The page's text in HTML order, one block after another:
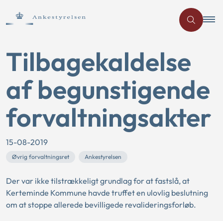
Tilbagekaldelse
af begunstigende
forvaltningsakter
15-08-2019
Øvrig forvaltningsret Ankestyrelsen
Der var ikke tilstrækkeligt grundlag for at fastslå, at
Kerteminde Kommune havde truffet en ulovlig beslutning
om at stoppe allerede bevilligede revalideringsforløb.